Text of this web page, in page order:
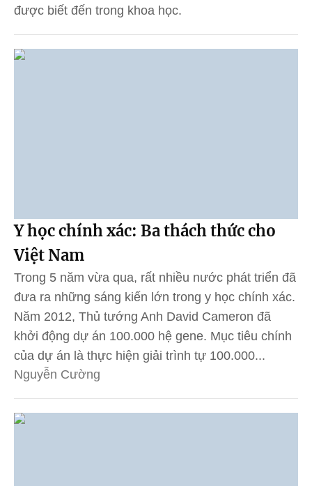
được biết đến trong khoa học.
Y học chính xác: Ba thách thức cho
Việt Nam
Trong 5 năm vừa qua, rất nhiều nước phát triển đã
đưa ra những sáng kiến lớn trong y học chính xác.
Năm 2012, Thủ tướng Anh David Cameron đã
khởi động dự án 100.000 hệ gene. Mục tiêu chính
của dự án là thực hiện giải trình tự 100.000...
Nguyễn Cường